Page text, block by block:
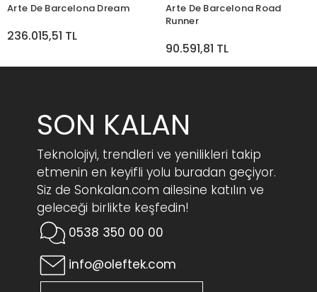
Arte De Barcelona Dream
236.015,51 TL
Arte De Barcelona Road
Runner
90.591,81 TL
SON KALAN
Teknolojiyi, trendleri ve yenilikleri takip
etmenin en keyifli yolu buradan geçiyor.
Siz de Sonkalan.com ailesine katılın ve
geleceği birlikte keşfedin!
0538 350 00 00
info@oleftek.com